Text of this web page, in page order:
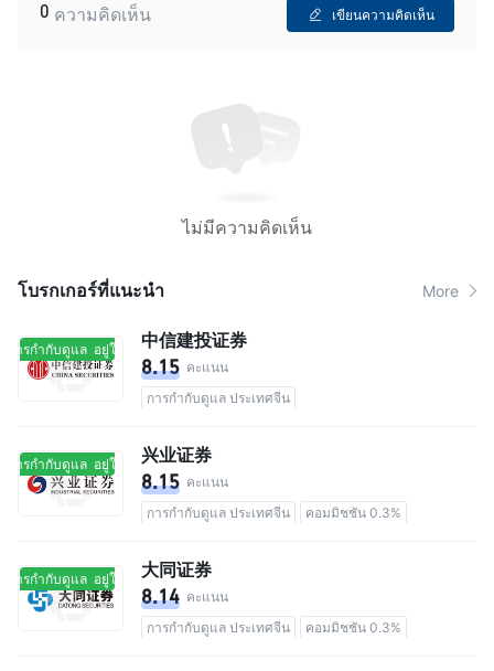
0 ความคิดเห็น เขียนความคิดเห็น
ไม่มีความคิดเห็น
โบรกเกอร์ที่แนะนํา More
การกำกับดูแล อยู่ในการกำกับดูแล
中信建投证券
8.15 คะแนน
การกำกับดูแล ประเทศจีน
การกำกับดูแล อยู่ในการกำกับดูแล
兴业证券
8.15 คะแนน
การกำกับดูแล ประเทศจีน
คอมมิชชัน 0.3%
การกำกับดูแล อยู่ในการกำกับดูแล
大同证券
8.14 คะแนน
การกำกับดูแล ประเทศจีน
คอมมิชชัน 0.3%